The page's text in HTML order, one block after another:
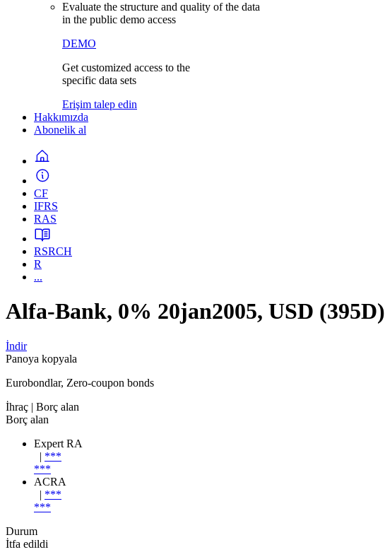
Evaluate the structure and quality of the data
in the public demo access
DEMO
Get customized access to the
specific data sets
Erişim talep edin
Hakkımızda
Abonelik al
CF
IFRS
RAS
RSRCH
R
...
Alfa-Bank, 0% 20jan2005, USD (395D)
İndir
Panoya kopyala
Eurobondlar, Zero-coupon bonds
İhraç | Borç alan
Borç alan
Expert RA
| ***
***
ACRA
| ***
***
Durum
İtfa edildi